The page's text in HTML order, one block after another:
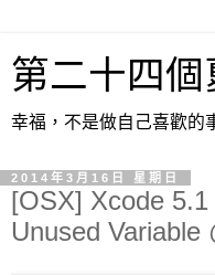
第二十四個
幸福，不是做自己喜歡的
2014年3月16日 星期日
[OSX] Xcode
Unused Variable